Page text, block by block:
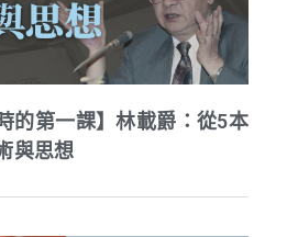
的第一課】林載爵：從5本
與思想